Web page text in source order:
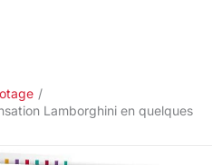
Lamborghini en quelques